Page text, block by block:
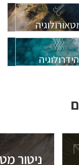
הידרולוגיה
ניטור